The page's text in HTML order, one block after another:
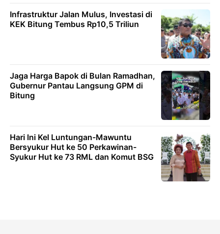
Infrastruktur Jalan Mulus, Investasi di
KEK Bitung Tembus Rp10,5 Triliun
Jaga Harga Bapok di Bulan Ramadhan,
Gubernur Pantau Langsung GPM di
Bitung
Hari lni Kel Luntungan-Mawuntu
Bersyukur Hut ke 50 Perkawinan-
Syukur Hut ke 73 RML dan Komut BSG